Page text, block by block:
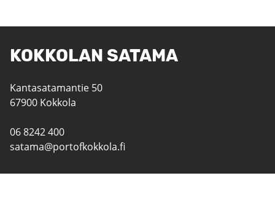
KOKKOLAN SATAMA
Kantasatamantie 50
67900 Kokkola
06 8242 400
satama@portofkokkola.fi